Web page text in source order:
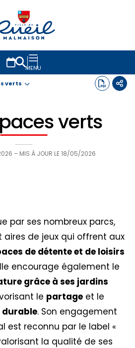
MENU
verts
verts
– MIS À JOUR LE18/05/2026
par ses nombreux parcs,
aires de jeux qui offrent aux
de détente et de loisirs
encourage également le
grâce à ses jardins
le partage et le
durable. Son engagement
est reconnu par le label «
la qualité de ses